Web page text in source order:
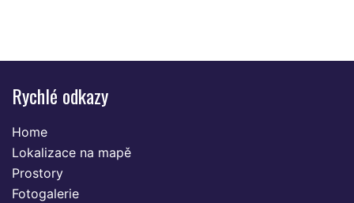
Rychlé odkazy
Home
Lokalizace na mapě
Prostory
Fotogalerie